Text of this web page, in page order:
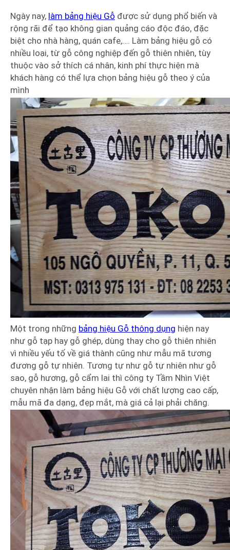
Ngày nay, làm bảng hiệu Gỗ được sử dụng phổ biến và
rộng rãi để tạo không gian quảng cáo độc đáo, đặc
biệt cho nhà hàng, quán cafe,…. Làm bảng hiệu gỗ có
nhiều loại, từ gỗ công nghiệp đến gỗ thiên nhiên, tùy
thuộc vào sở thích cá nhân, kinh phí thực hiện mà
khách hàng có thể lựa chọn bảng hiệu gỗ theo ý của
mình
Một trong những bảng hiệu Gỗ thông dụng hiện nay
như gỗ tạp hay gỗ ghép, dùng thay cho gỗ thiên nhiên
vì nhiều yếu tố về giá thành cũng như mẫu mã tương
đương gỗ tự nhiên. Tương tự như gỗ tự nhiên như gỗ
sao, gỗ hương, gỗ cẩm lai thì công ty Tầm Nhìn Việt
chuyên nhận làm bảng hiệu Gỗ với chất lượng cao cấp,
mẫu mã đa dạng, đẹp mắt, mà giá cả lại phải chăng.